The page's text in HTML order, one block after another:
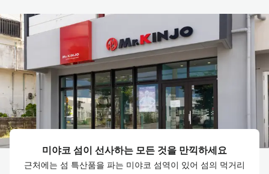
미야코 섬이 선사하는 모든 것을 만끽하세요
근처에는 섬 특산품을 파는 미야코 섬역이 있어 섬의 먹거리